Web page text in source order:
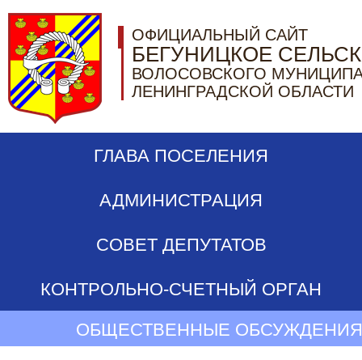
ОФИЦИАЛЬНЫЙ САЙТ
БЕГУНИЦКОЕ
ВОЛОСОВСКОГО
ЛЕНИНГРАДСКОЙ ОБЛАСТИ
ГЛАВА ПОСЕЛЕНИЯ
АДМИНИСТРАЦИЯ
СОВЕТ ДЕПУТАТОВ
КОНТРОЛЬНО-СЧЕТНЫЙ ОРГАН
ОБЩЕСТВЕННЫЕ